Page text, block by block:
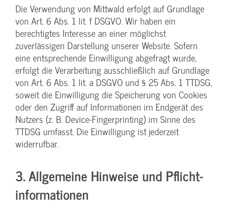
Die Verwendung von Mittwald erfolgt auf Grundlage
von Art. 6 Abs. 1 lit. f DSGVO. Wir haben ein
berechtigtes Interesse an einer möglichst
zuverlässigen Darstellung unserer Website. Sofern
eine entsprechende Einwilligung abgefragt wurde,
erfolgt die Verarbeitung ausschließlich auf Grundlage
von Art. 6 Abs. 1 lit. a DSGVO und § 25 Abs. 1 TTDSG,
soweit die Einwilligung die Speicherung von Cookies
oder den Zugriff auf Informationen im Endgerät des
Nutzers (z. B. Device-Fingerprinting) im Sinne des
TTDSG umfasst. Die Einwilligung ist jederzeit
widerrufbar.
3. Allgemeine Hinweise und Pflicht­
informationen